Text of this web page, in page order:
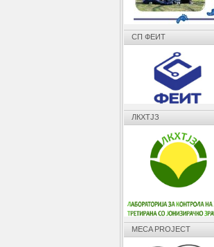
СП ФЕИТ
ЛКХТЈЗ
MECA PROJECT